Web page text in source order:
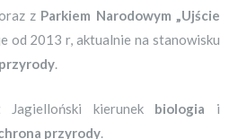
z Parkiem Narodowym „Ujście
od 2013 r, aktualnie na stanowisku
.
Jagielloński kierunek biologia i
przyrody